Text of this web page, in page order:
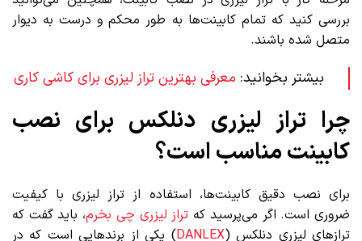
بررسی کنید که تمام کابینت‌ها به طور محکم و درست به دیوار
متصل شده باشند.
بیشتر بخوانید: معرفی بهترین تراز لیزری برای کاشی کاری
چرا تراز لیزری دنلکس برای نصب
کابینت مناسب است؟
برای نصب دقیق کابینت‌ها، استفاده از تراز لیزری با کیفیت
ضروری است. اگر می‌پرسید که تراز لیزری چی بخرم، باید گفت که
ترازهای لیزری دنلکس (DANLEX) یکی از برندهایی است که در